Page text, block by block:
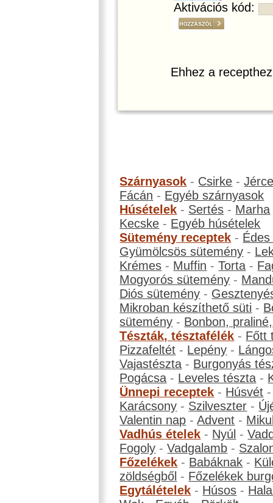
Aktivációs kód:
Ehhez a
Szárnyasok - Csirke -
Fácán - Egyéb szárnyasok
Húsételek - Sertés - Marha
Kecske - Egyéb húsételek
Sütemény receptek -
Gyümölcsös sütemény -
Krémes - Muffin -Torta -
Mogyorós sütemény -
Diós sütemény -
Mikroban készíthető süti -
sütemény - Bonbon,
Tészták, tésztafélék - Főtt
Pizzafeltét - Lepény -
Vajastészta - Burgonyás
Pogácsa - Leveles tészta -
Ünnepi receptek - Húsvét
Karácsony - Szilveszter -
Valentin nap -Advent -
Vadhús ételek - Nyúl -
Fogoly -Vadgalamb -
Főzelékek - Babáknak -
zöldségből - Főzelékek
Egytálételek - Húsos -